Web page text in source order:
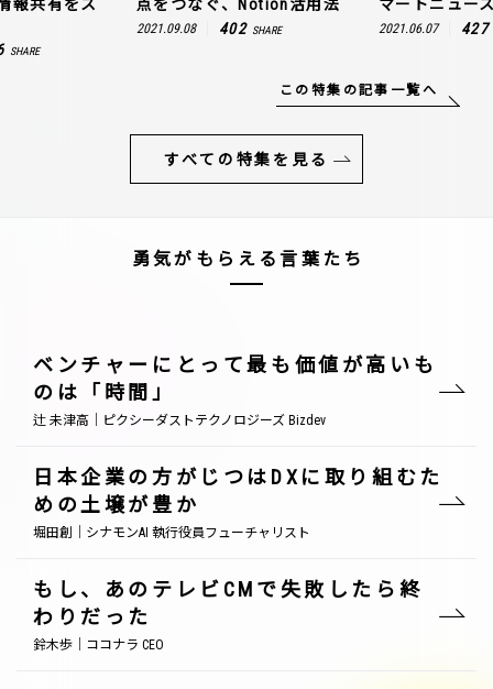
報共有をス
SHARE
点をつなぐ、Notion活用法
2021.09.08 402 SHARE
マートニュー
2021.06.07 427
この特集の記事一覧へ
すべての特集を見る
勇気がもらえる言葉たち
ベンチャーにとって最も価値が高いも
のは「時間」
辻 未津高｜ピクシーダストテクノロジーズ Bizdev
日本企業の方がじつはDXに取り組むた
めの土壌が豊か
堀田創｜シナモンAI 執行役員フューチャリスト
もし、あのテレビCMで失敗したら終
わりだった
鈴木歩｜ココナラ CEO